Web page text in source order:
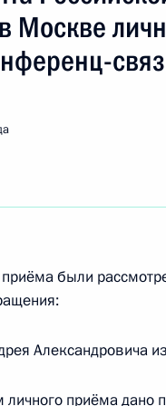
поручения,
по
мер по итогам
Москве
приёма были
Александровича
личного приёма дано